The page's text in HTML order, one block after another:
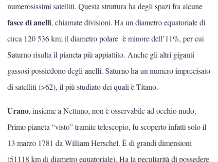
numerosissimi satelliti. Questa struttura ha degli spazi fra alcune
fasce di anelli, chiamate divisioni. Ha un diametro equatoriale di
circa 120 536 km; il diametro polare è minore dell’11%, per cui
Saturno risulta il pianeta più appiattito. Anche gli altri giganti
gassosi possiedono degli anelli. Saturno ha un numero imprecisato
di satelliti (>62), il più studiato dei quali è Titano.
Urano, insieme a Nettuno, non è osservabile ad occhio nudo,
Primo pianeta “visto” tramite telescopio, fu scoperto infatti solo il
13 marzo 1781 da William Herschel. È di grandi dimensioni
(51118 km di diametro equatoriale). Ha la peculiarità di possedere